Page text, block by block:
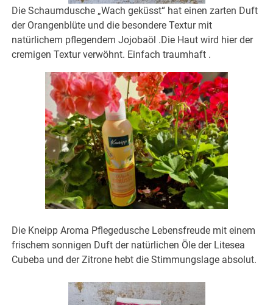
Die Schaumdusche „Wach geküsst“ hat einen zarten Duft
der Orangenblüte und die besondere Textur mit
natürlichem pflegendem Jojobaöl .Die Haut wird hier der
cremigen Textur verwöhnt. Einfach traumhaft .
Die Kneipp Aroma Pflegedusche Lebensfreude mit einem
frischem sonnigen Duft der natürlichen Öle der Litesea
Cubeba und der Zitrone hebt die Stimmungslage absolut.